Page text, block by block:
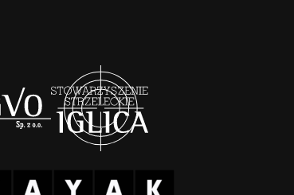
Agvo Iglica